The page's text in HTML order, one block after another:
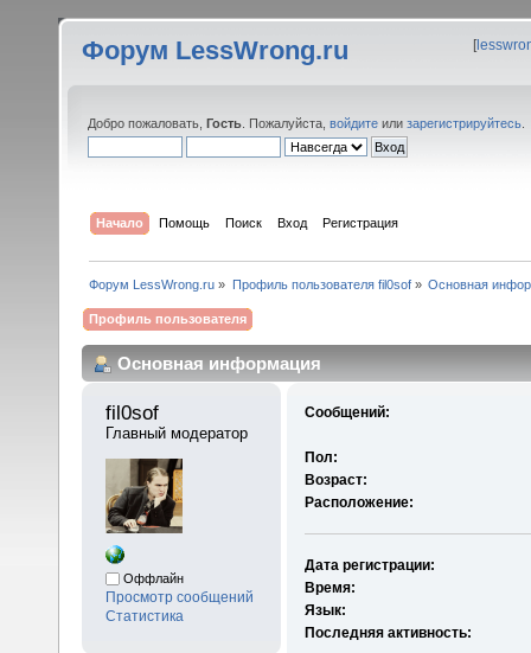
Форум LessWrong.ru [
Добро пожаловать, Гость . Пожалуйста, войдите или зарегистрируйтесь
Начало Помощь Поиск Вход Регистрация
Форум LessWrong.ru » Профиль пользователя fil0sof» Основная
Профиль пользователя
Основная информация
fil0sof
Главный модератор
Оффлайн
Просмотр сообщений
Статистика
Сообщений:
Пол:
Возраст:
Расположение:
Дата регистрации:
Время:
Язык:
Последняя активность: